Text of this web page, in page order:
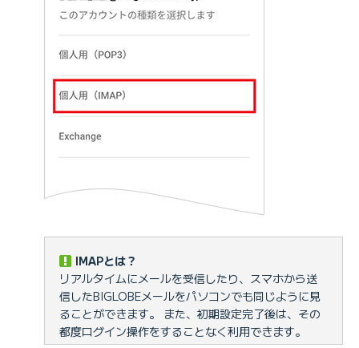
IMAPとは？
リアルタイムにメールを受信したり、スマホから送
信したBIGLOBEメールをパソコンでも同じように見
ることができます。 また、初期設定完了後は、その
都度ログイン操作をすることなく利用できます。